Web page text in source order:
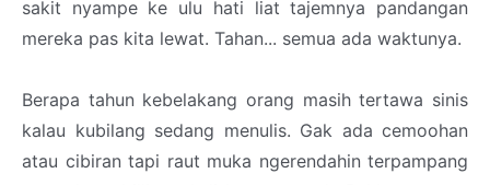
sakit nyampe ke ulu hati liat tajemnya pandangan
mereka pas kita lewat. Tahan... semua ada waktunya.
Berapa tahun kebelakang orang masih tertawa sinis
kalau kubilang sedang menulis. Gak ada cemoohan
atau cibiran tapi raut muka ngerendahin terpampang